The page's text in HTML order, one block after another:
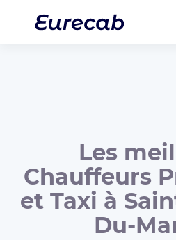
Les
Chauffeurs
et Taxi à
Du-